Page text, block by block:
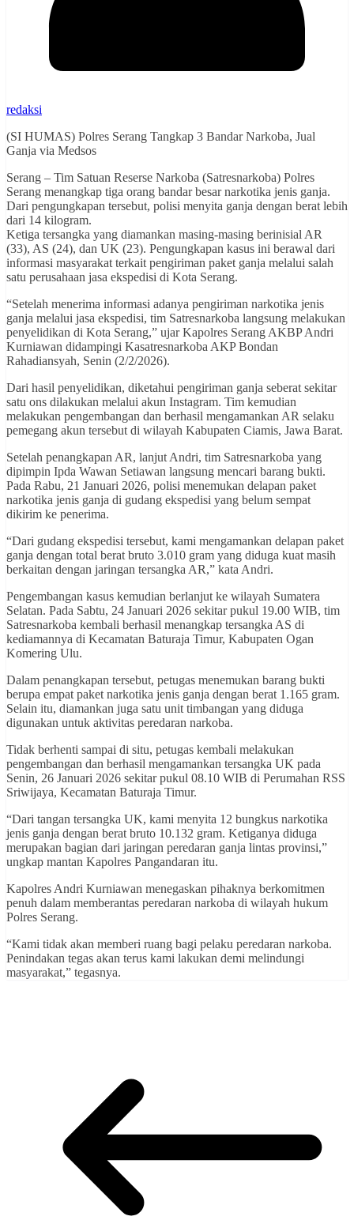
redaksi
(SI HUMAS) Polres Serang Tangkap 3 Bandar Narkoba, Jual
Ganja via Medsos
Serang – Tim Satuan Reserse Narkoba (Satresnarkoba) Polres
Serang menangkap tiga orang bandar besar narkotika jenis ganja.
Dari pengungkapan tersebut, polisi menyita ganja dengan berat lebih
dari 14 kilogram.
Ketiga tersangka yang diamankan masing-masing berinisial AR
(33), AS (24), dan UK (23). Pengungkapan kasus ini berawal dari
informasi masyarakat terkait pengiriman paket ganja melalui salah
satu perusahaan jasa ekspedisi di Kota Serang.
“Setelah menerima informasi adanya pengiriman narkotika jenis
ganja melalui jasa ekspedisi, tim Satresnarkoba langsung melakukan
penyelidikan di Kota Serang,” ujar Kapolres Serang AKBP Andri
Kurniawan didampingi Kasatresnarkoba AKP Bondan
Rahadiansyah, Senin (2/2/2026).
Dari hasil penyelidikan, diketahui pengiriman ganja seberat sekitar
satu ons dilakukan melalui akun Instagram. Tim kemudian
melakukan pengembangan dan berhasil mengamankan AR selaku
pemegang akun tersebut di wilayah Kabupaten Ciamis, Jawa Barat.
Setelah penangkapan AR, lanjut Andri, tim Satresnarkoba yang
dipimpin Ipda Wawan Setiawan langsung mencari barang bukti.
Pada Rabu, 21 Januari 2026, polisi menemukan delapan paket
narkotika jenis ganja di gudang ekspedisi yang belum sempat
dikirim ke penerima.
“Dari gudang ekspedisi tersebut, kami mengamankan delapan paket
ganja dengan total berat bruto 3.010 gram yang diduga kuat masih
berkaitan dengan jaringan tersangka AR,” kata Andri.
Pengembangan kasus kemudian berlanjut ke wilayah Sumatera
Selatan. Pada Sabtu, 24 Januari 2026 sekitar pukul 19.00 WIB, tim
Satresnarkoba kembali berhasil menangkap tersangka AS di
kediamannya di Kecamatan Baturaja Timur, Kabupaten Ogan
Komering Ulu.
Dalam penangkapan tersebut, petugas menemukan barang bukti
berupa empat paket narkotika jenis ganja dengan berat 1.165 gram.
Selain itu, diamankan juga satu unit timbangan yang diduga
digunakan untuk aktivitas peredaran narkoba.
Tidak berhenti sampai di situ, petugas kembali melakukan
pengembangan dan berhasil mengamankan tersangka UK pada
Senin, 26 Januari 2026 sekitar pukul 08.10 WIB di Perumahan RSS
Sriwijaya, Kecamatan Baturaja Timur.
“Dari tangan tersangka UK, kami menyita 12 bungkus narkotika
jenis ganja dengan berat bruto 10.132 gram. Ketiganya diduga
merupakan bagian dari jaringan peredaran ganja lintas provinsi,”
ungkap mantan Kapolres Pangandaran itu.
Kapolres Andri Kurniawan menegaskan pihaknya berkomitmen
penuh dalam memberantas peredaran narkoba di wilayah hukum
Polres Serang.
“Kami tidak akan memberi ruang bagi pelaku peredaran narkoba.
Penindakan tegas akan terus kami lakukan demi melindungi
masyarakat,” tegasnya.